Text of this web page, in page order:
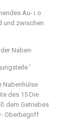
Au- ι ο
und zwischen
Naben-
'
Nabenhülse
des 15 Die
dem Getriebes
Oberbegriff